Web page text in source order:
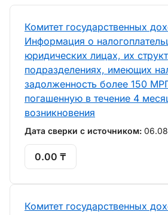
Комитет государственных
Информация о
юридических лицах, их
подразделениях, имеющих
задолженность более 150
погашенную в течение 4
возникновения
Дата сверки с источником:
0.00 ₸
Комитет государственных